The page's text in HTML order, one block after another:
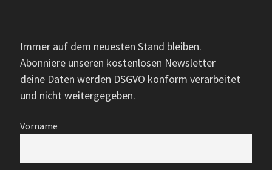
Immer auf dem neuesten Stand bleiben.
Abonniere unseren kostenlosen Newsletter
deine Daten werden DSGVO konform verarbeitet
und nicht weitergegeben.
Vorname